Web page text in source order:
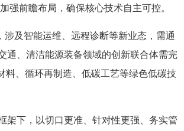
强前瞻布局，确保核心技术自主可控。
及智能运维、远程诊断等新业态，需通
通、清洁能源装备领域的创新联合体需完
料、循环再制造、低碳工艺等绿色低碳技
架下，以切口更准、针对性更强、务实管